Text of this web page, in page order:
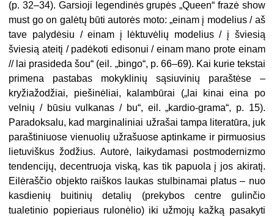
(p. 32–34). Garsioji legendinės grupės „Queen“ frazė show
must go on galėtų būti autorės moto: „einam į modelius / aš
tave palydėsiu / einam į lėktuvėlių modelius / į šviesią
šviesią ateitį / padėkoti edisonui / einam mano prote einam
// lai prasideda šou“ (eil. „bingo“, p. 66–69). Kai kurie tekstai
primena pastabas mokyklinių sąsiuvinių paraštėse –
kryžiažodžiai, piešinėliai, kalambūrai („lai kinai eina po
velnių / būsiu vulkanas / bu“, eil. „kardio-grama“, p. 15).
Paradoksalu, kad marginaliniai užrašai tampa literatūra, juk
paraštiniuose vienuolių užrašuose aptinkame ir pirmuosius
lietuviškus žodžius. Autorė, laikydamasi postmodernizmo
tendencijų, decentruoja viską, kas tik papuola į jos akiratį.
Eilėraščio objekto raiškos laukas stulbinamai platus – nuo
kasdienių buitinių detalių (prekybos centre gulinčio
tualetinio popieriaus rulonėlio) iki užmojų kažką pasakyti